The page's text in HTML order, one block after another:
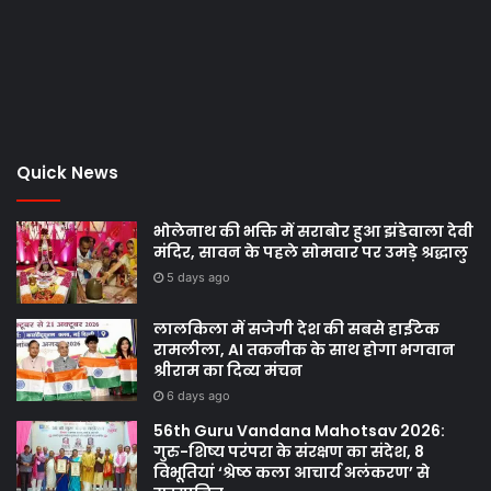
Quick News
भोलेनाथ की भक्ति में सराबोर हुआ झंडेवाला देवी
मंदिर, सावन के पहले सोमवार पर उमड़े श्रद्धालु
5 days ago
लालकिला में सजेगी देश की सबसे हाईटेक
रामलीला, AI तकनीक के साथ होगा भगवान
श्रीराम का दिव्य मंचन
6 days ago
56th Guru Vandana Mahotsav 2026:
गुरु-शिष्य परंपरा के संरक्षण का संदेश, 8
विभूतियां ‘श्रेष्ठ कला आचार्य अलंकरण’ से